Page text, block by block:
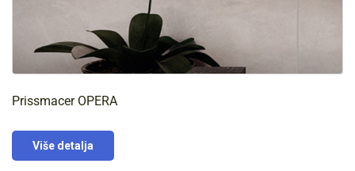
Prissmacer OPERA
Više detalja